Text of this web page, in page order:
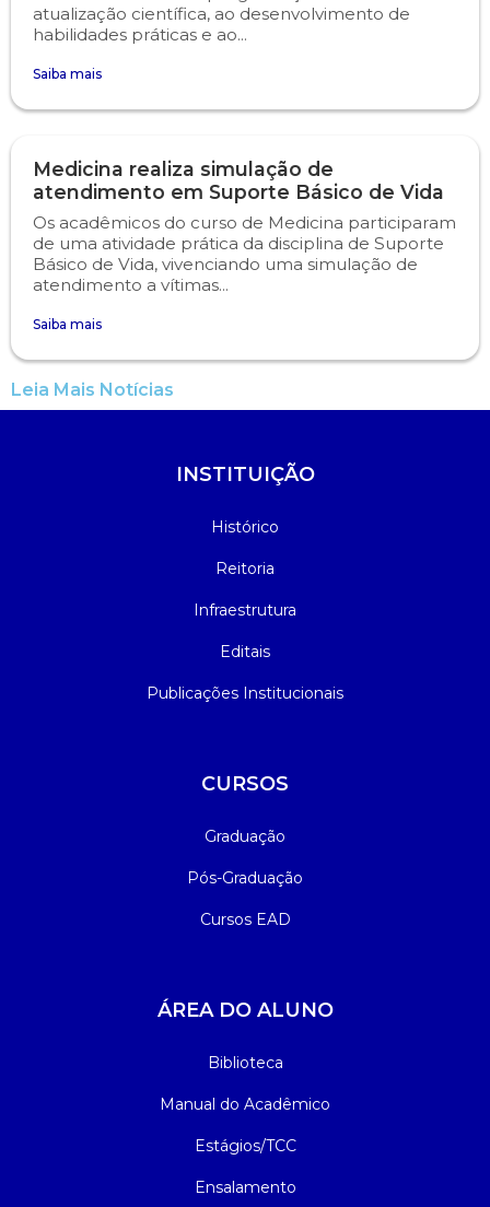
atualização científica, ao desenvolvimento de
habilidades práticas e ao...
Saiba mais
Medicina realiza simulação de
atendimento em Suporte Básico de Vida
Os acadêmicos do curso de Medicina participaram
de uma atividade prática da disciplina de Suporte
Básico de Vida, vivenciando uma simulação de
atendimento a vítimas...
Saiba mais
Leia Mais Notícias
INSTITUIÇÃO
Histórico
Reitoria
Infraestrutura
Editais
Publicações Institucionais
CURSOS
Graduação
Pós-Graduação
Cursos EAD
ÁREA DO ALUNO
Biblioteca
Manual do Acadêmico
Estágios/TCC
Ensalamento